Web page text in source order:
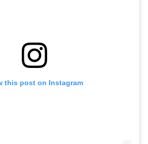
this post on Instagram